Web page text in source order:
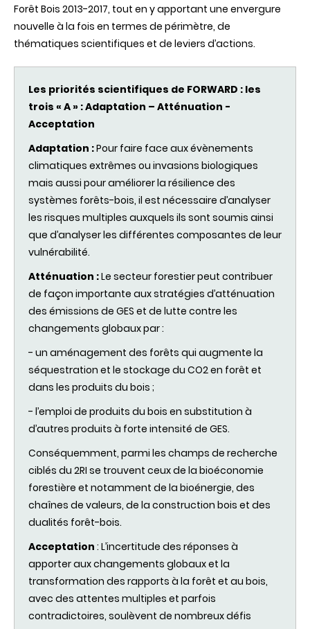
Forêt Bois 2013-2017, tout en y apportant une envergure
nouvelle à la fois en termes de périmètre, de
thématiques scientifiques et de leviers d’actions.
Les priorités scientifiques de FORWARD : les
trois « A » : Adaptation – Atténuation -
Acceptation
Adaptation :Pour faire face aux évènements
climatiques extrêmes ou invasions biologiques
mais aussi pour améliorer la résilience des
systèmes forêts-bois, il est nécessaire d’analyser
les risques multiples auxquels ils sont soumis ainsi
que d’analyser les différentes composantes de leur
vulnérabilité.
Atténuation :Le secteur forestier peut contribuer
de façon importante aux stratégies d’atténuation
des émissions de GES et de lutte contre les
changements globaux par :
- un aménagement des forêts qui augmente la
séquestration et le stockage du CO2 en forêt et
dans les produits du bois ;
- l’emploi de produits du bois en substitution à
d’autres produits à forte intensité de GES.
Conséquemment, parmi les champs de recherche
ciblés du 2RI se trouvent ceux de la bioéconomie
forestière et notamment de la bioénergie, des
chaînes de valeurs, de la construction bois et des
dualités forêt-bois.
Acceptation : L’incertitude des réponses à
apporter aux changements globaux et la
transformation des rapports à la forêt et au bois,
avec des attentes multiples et parfois
contradictoires, soulèvent de nombreux défis